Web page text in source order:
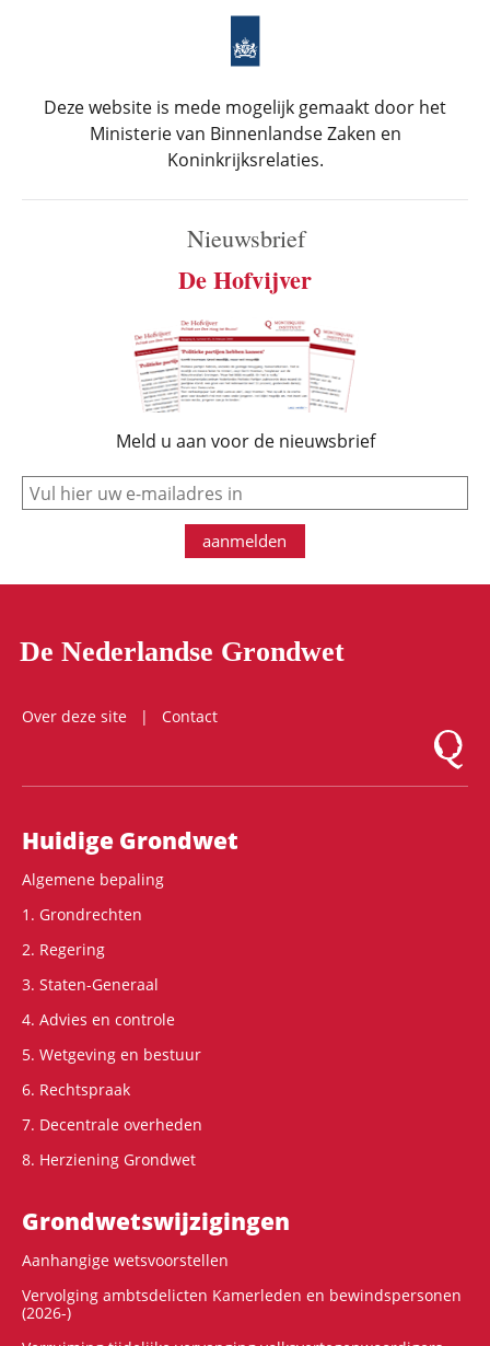
Deze website is mede mogelijk gemaakt door het
Ministerie van Binnenlandse Zaken en
Koninkrijksrelaties.
Nieuwsbrief
De Hofvijver
Meld u aan voor de nieuwsbrief
e-mail
aanmelden
De Nederlandse Grondwet
Over deze site
Contact
Logo
Hoofdnavigatie
Huidige Grondwet
Algemene bepaling
1. Grondrechten
2. Regering
3. Staten-Generaal
4. Advies en controle
5. Wetgeving en bestuur
6. Rechtspraak
7. Decentrale overheden
8. Herziening Grondwet
Grondwets­wijzigingen
Aanhangige wetsvoorstellen
Vervolging ambtsdelicten Kamerleden en bewindspersonen
(2026-)